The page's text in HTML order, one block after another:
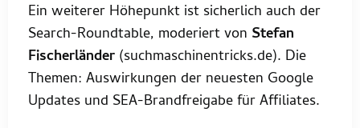
Ein weiterer Höhepunkt ist sicherlich auch der
Search-Roundtable, moderiert von Stefan
Fischerländer (suchmaschinentricks.de). Die
Themen: Auswirkungen der neuesten Google
Updates und SEA-Brandfreigabe für Affiliates.